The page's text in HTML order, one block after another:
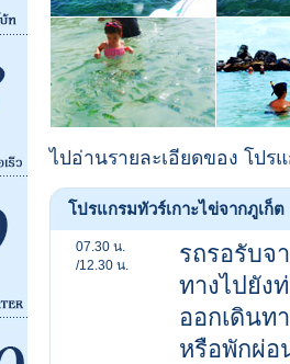
ไปอ่านรายละเอียดของ โปร
โปรแกรมทัวร์เกาะไข่จากภูเก็ต
07.30 น.
/12.30 น.
รถรอรับจ
ทางไปยัง
ออกเดินท
หรือพักผ่อ